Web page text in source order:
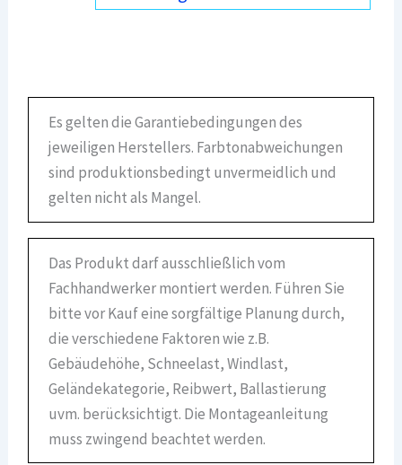
Es gelten die Garantiebedingungen des
jeweiligen Herstellers. Farbtonabweichungen
sind produktionsbedingt unvermeidlich und
gelten nicht als Mangel.
Das Produkt darf ausschließlich vom
Fachhandwerker montiert werden. Führen Sie
bitte vor Kauf eine sorgfältige Planung durch,
die verschiedene Faktoren wie z.B.
Gebäudehöhe, Schneelast, Windlast,
Geländekategorie, Reibwert, Ballastierung
uvm. berücksichtigt. Die Montageanleitung
muss zwingend beachtet werden.